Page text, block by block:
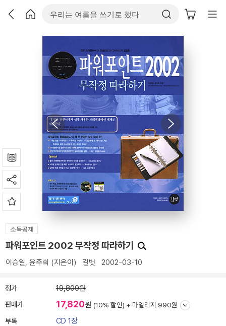
소득공제
파워포인트 2002 무작정 따라하기
이승일, 윤주희 (지은이) 길벗 2002-03-10
정가 19,800원
판매가 17,820원 (10% 할인) + 마일리지 990원
부록 CD 1장